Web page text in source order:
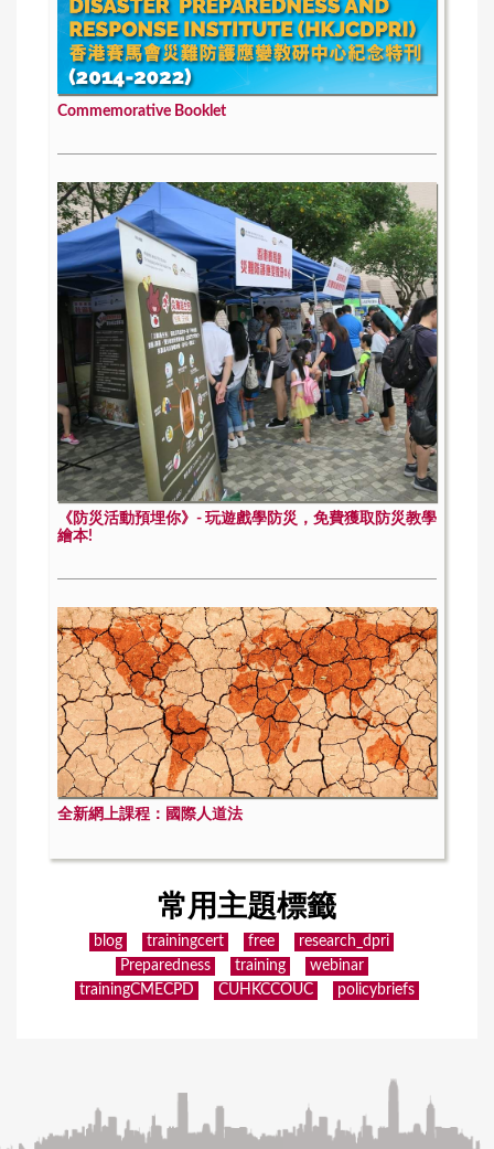
Commemorative Booklet
《防災活動預埋你》- 玩遊戲學防災，免費獲取防災教學
繪本!
全新網上課程：國際人道法
常用主題標籤
blog trainingcert free
research_dpri
Preparedness
training
webinar
trainingCMECPD
CUHKCCOUC policybriefs